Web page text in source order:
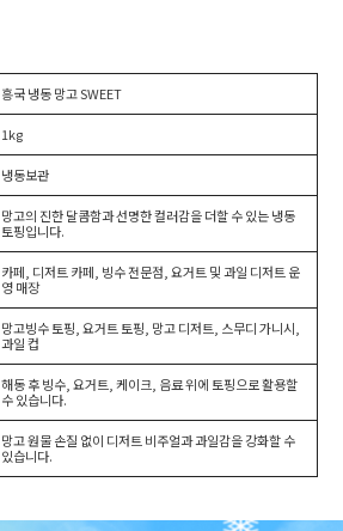
흥국 냉동 망고 SWEET
1kg
냉동보관
망고의 진한 달콤함과 선명한 컬러감을 더할 수 있는 냉동
토핑입니다.
카페, 디저트 카페, 빙수 전문점, 요거트 및 과일 디저트 운
영 매장
망고빙수 토핑, 요거트 토핑, 망고 디저트, 스무디 가니시,
과일 컵
해동 후 빙수, 요거트, 케이크, 음료 위에 토핑으로 활용할
수 있습니다.
망고 원물 손질 없이 디저트 비주얼과 과일감을 강화할 수
있습니다.